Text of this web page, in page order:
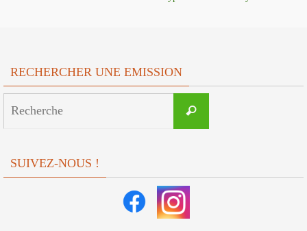
RECHERCHER UNE EMISSION
Recherche
SUIVEZ-NOUS !